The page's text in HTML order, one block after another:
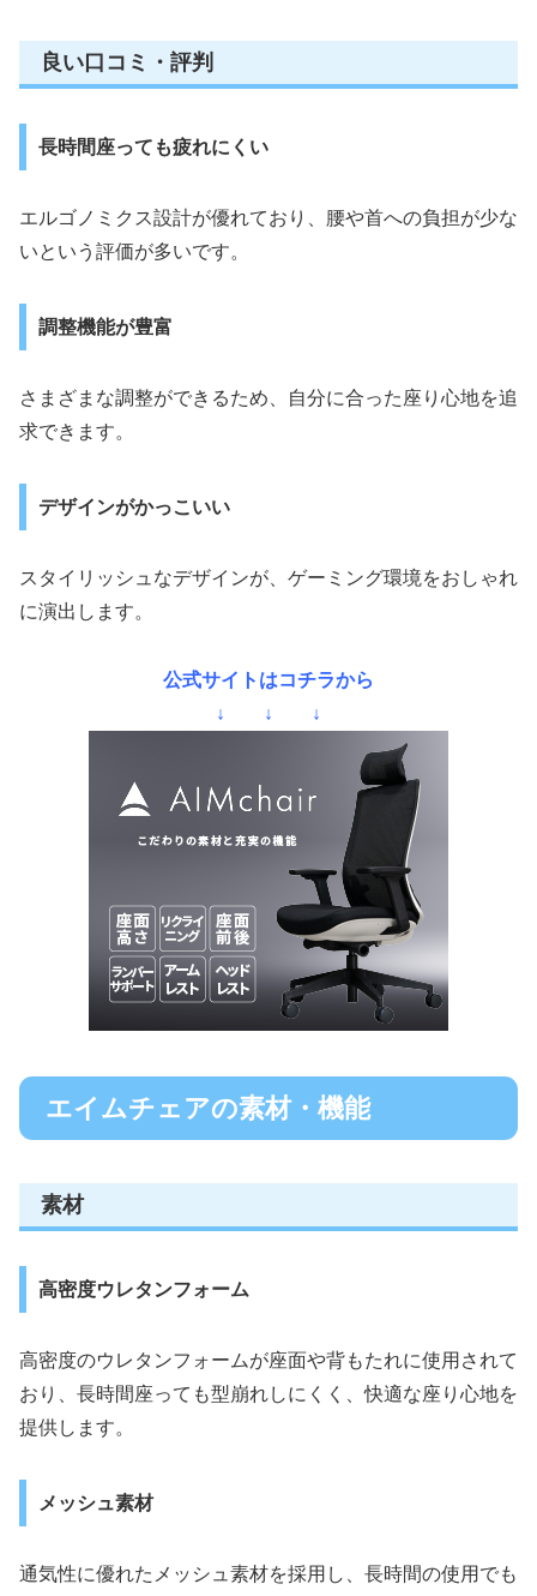
良い口コミ・評判
長時間座っても疲れにくい
エルゴノミクス設計が優れており、腰や首への負担が少な
いという評価が多いです。
調整機能が豊富
さまざまな調整ができるため、自分に合った座り心地を追
求できます。
デザインがかっこいい
スタイリッシュなデザインが、ゲーミング環境をおしゃれ
に演出します。
公式サイトはコチラから
↓ ↓ ↓
エイムチェアの素材・機能
素材
高密度ウレタンフォーム
高密度のウレタンフォームが座面や背もたれに使用されて
おり、長時間座っても型崩れしにくく、快適な座り心地を
提供します。
メッシュ素材
通気性に優れたメッシュ素材を採用し、長時間の使用でも